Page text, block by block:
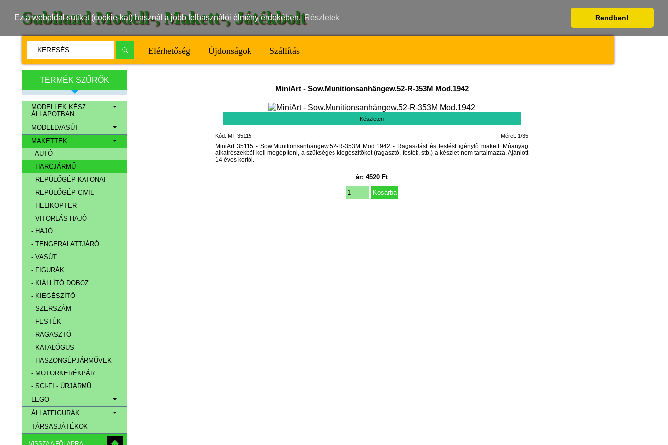
Ez a weboldal sütiket (cookie-kat) használ a jobb felhasználói élmény érdekében. Részletek Rendben!
Subiland Modell-, Makett-, Játékbolt
Elérhetőség Újdonságok Szállítás
TERMÉK SZŰRŐK
MODELLEK KÉSZ
ÁLLAPOTBAN
MODELLVASÚT
MAKETTEK
- AUTÓ
- HARCJÁRMŰ
- REPÜLŐGÉP KATONAI
- REPÜLŐGÉP CIVIL
- HELIKOPTER
- VITORLÁS HAJÓ
- HAJÓ
- TENGERALATTJÁRÓ
- VASÚT
- FIGURÁK
- KIÁLLÍTÓ DOBOZ
- KIEGÉSZÍTŐ
- SZERSZÁM
- FESTÉK
- RAGASZTÓ
- KATALÓGUS
- HASZONGÉPJÁRMŰVEK
- MOTORKERÉKPÁR
- SCI-FI - ŰRJÁRMŰ
LEGO
ÁLLATFIGURÁK
TÁRSASJÁTÉKOK
VISSZA A FŐLAPRA
MiniArt- Sow.Munitionsanhängew.52-R-353M Mod.1942
Készleten
Méret: 1/35
Kód: MT-35115
MiniArt 35115 - Sow.Munitionsanhängew.52-R-353M Mod.1942 - Ragasztást és festést igénylõ makett. Mûanyag
alkatrészekbõl kell megépíteni, a szükséges kiegészítõket (ragasztó, festék, stb.) a készlet nem tartalmazza. Ajánlott
14 éves kortól.
ár:4520 Ft